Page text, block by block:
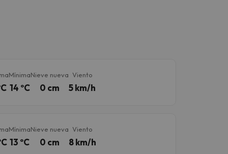
Mínima
14 ºC
Nieve nueva
0 cm
Viento
5 km/h
Mínima
13 ºC
Nieve nueva
0 cm
Viento
8 km/h